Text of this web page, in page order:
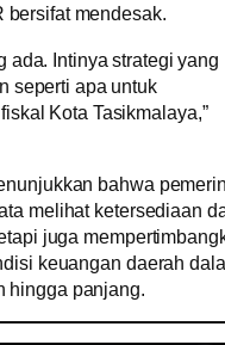
bersifat mendesak.
ada. Intinya strategi yang
seperti apa untuk
Kota Tasikmalaya,”
bahwa
melihat ketersediaan
juga
keuangan daerah
hingga panjang.